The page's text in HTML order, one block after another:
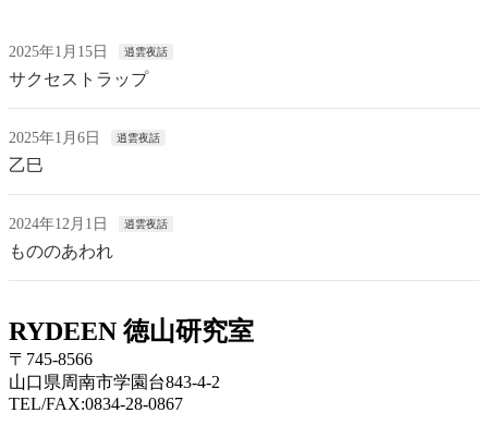
2025年1月15日 逍雲夜話
サクセストラップ
2025年1月6日 逍雲夜話
乙巳
2024年12月1日 逍雲夜話
もののあわれ
RYDEEN 徳山研究室
〒745-8566
山口県周南市学園台843-4-2
TEL/FAX:0834-28-0867